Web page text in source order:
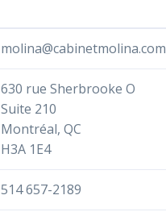
molina@cabinetmolina.com
630 rue Sherbrooke O
Suite 210
Montréal, QC
H3A 1E4
514 657-2189